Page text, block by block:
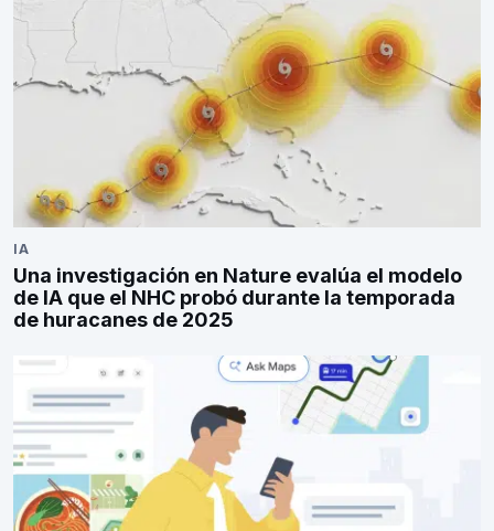
IA
Una investigación en Nature evalúa el modelo
de IA que el NHC probó durante la temporada
de huracanes de 2025